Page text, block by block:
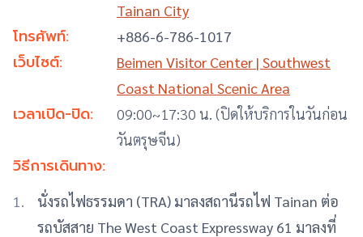
Tainan City
โทรศัพท์: +886-6-786-1017
เว็บไซต์:
Beimen Visitor Center | Southwest
Coast National Scenic Area
เวลาเปิด-ปิด:
09:00~17:30 น. (ปิดให้บริการในวันก่อน
วันตรุษจีน)
วิธีการเดินทาง:
นั่งรถไฟธรรมดา (TRA) มาลงสถานีรถไฟ Tainan ต่อ
รถบัสสาย The West Coast Expressway 61 มาลงที่